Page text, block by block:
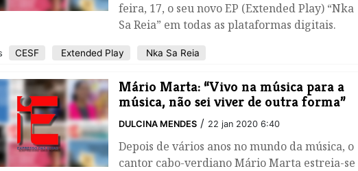
feira, 17, o seu novo EP (Extended Play) “Nka
Sa Reia” em todas as plataformas digitais.
CESF Extended Play Nka Sa Reia
Mário Marta: “Vivo na música para a
música, não sei viver de outra forma”
DULCINA MENDES / 22 jan 2020 6:40
Depois de vários anos no mundo da música, o
cantor cabo-verdiano Mário Marta estreia-se